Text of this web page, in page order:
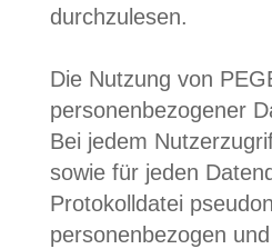
durchzulesen.
Die Nutzung von
personenbezogener
Bei jedem
sowie für jeden
Protokolldatei
personenbezogen